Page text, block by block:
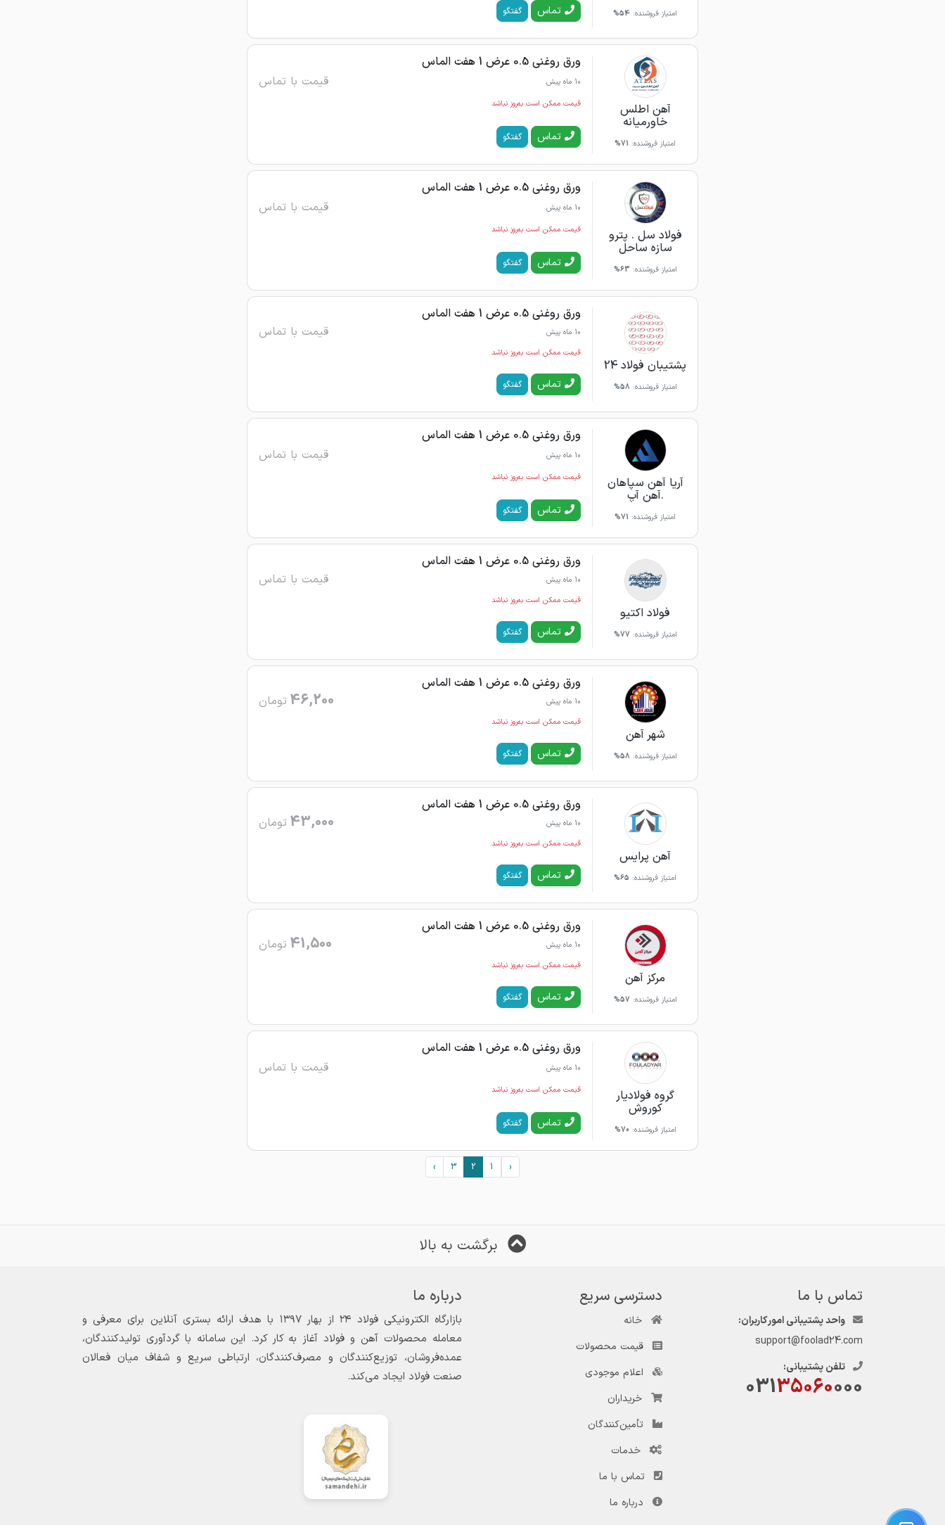
امتیاز فروشنده: 54% تماس گفتگو
آهن اطلس
خاورمیانه
امتیاز فروشنده: 71%
ورق روغنی 0.5 عرض 1 هفت الماس
10 ماه پیش قیمت با تماس
قیمت ممکن است به‌روز نباشد
تماس گفتگو
فولاد سل . پترو
سازه ساحل
امتیاز فروشنده: 63%
ورق روغنی 0.5 عرض 1 هفت الماس
10 ماه پیش قیمت با تماس
قیمت ممکن است به‌روز نباشد
تماس گفتگو
پشتیبان فولاد 24
امتیاز فروشنده: 58%
ورق روغنی 0.5 عرض 1 هفت الماس
10 ماه پیش قیمت با تماس
قیمت ممکن است به‌روز نباشد
تماس گفتگو
آریا آهن سپاهان
.آهن آپ
امتیاز فروشنده: 71%
ورق روغنی 0.5 عرض 1 هفت الماس
10 ماه پیش قیمت با تماس
قیمت ممکن است به‌روز نباشد
تماس گفتگو
فولاد اکتیو
امتیاز فروشنده: 77%
ورق روغنی 0.5 عرض 1 هفت الماس
10 ماه پیش قیمت با تماس
قیمت ممکن است به‌روز نباشد
تماس گفتگو
شهر آهن
امتیاز فروشنده: 58%
ورق روغنی 0.5 عرض 1 هفت الماس
10 ماه پیش 46,200 تومان
قیمت ممکن است به‌روز نباشد
تماس گفتگو
آهن پرایس
امتیاز فروشنده: 65%
ورق روغنی 0.5 عرض 1 هفت الماس
10 ماه پیش 43,000 تومان
قیمت ممکن است به‌روز نباشد
تماس گفتگو
مرکز آهن
امتیاز فروشنده: 57%
ورق روغنی 0.5 عرض 1 هفت الماس
10 ماه پیش 41,500 تومان
قیمت ممکن است به‌روز نباشد
تماس گفتگو
گروه فولادیار
کوروش
امتیاز فروشنده: 70%
ورق روغنی 0.5 عرض 1 هفت الماس
10 ماه پیش قیمت با تماس
قیمت ممکن است به‌روز نباشد
تماس گفتگو
‹
1
2
3
›
برگشت به بالا
تماس با ما
واحد پشتیبانی امور کاربران:
support@foolad24.com
تلفن پشتیبانی:
03135060000
دسترسی سریع
خانه
قیمت محصولات
اعلام موجودی
خریداران
تأمین‌کنندگان
خدمات
تماس با ما
درباره ما
درباره ما
بازارگاه الکترونیکی فولاد ۲۴ از بهار ۱۳۹۷ با هدف ارائه بستری آنلاین برای معرفی و
معامله محصولات آهن و فولاد آغاز به کار کرد. این سامانه با گردآوری تولیدکنندگان،
عمده‌فروشان، توزیع‌کنندگان و مصرف‌کنندگان، ارتباطی سریع و شفاف میان فعالان
صنعت فولاد ایجاد می‌کند.